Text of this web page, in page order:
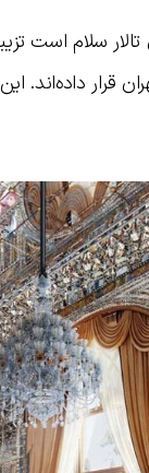
سلام است
قرار داده‌اند.